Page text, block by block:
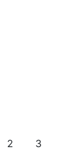
2 3